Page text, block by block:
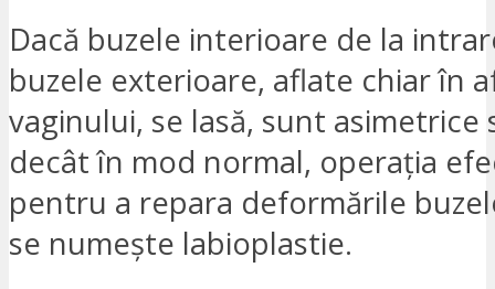
Dacă buzele interioare de la
buzele exterioare, aflate chiar în
vaginului, se lasă, sunt asimetrice
decât în mod normal, operația
pentru a repara deformările
se numește labioplastie.